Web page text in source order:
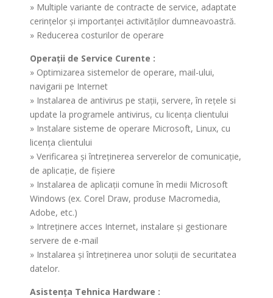
» Multiple variante de contracte de service, adaptate
cerinţelor şi importanţei activităţilor dumneavoastră.
» Reducerea costurilor de operare
Operaţii de Service Curente :
» Optimizarea sistemelor de operare, mail-ului,
navigarii pe Internet
» Instalarea de antivirus pe staţii, servere, în reţele si
update la programele antivirus, cu licenţa clientului
» Instalare sisteme de operare Microsoft, Linux, cu
licenţa clientului
» Verificarea şi întreţinerea serverelor de comunicaţie,
de aplicaţie, de fişiere
» Instalarea de aplicaţii comune în medii Microsoft
Windows (ex. Corel Draw, produse Macromedia,
Adobe, etc.)
» Intreţinere acces Internet, instalare şi gestionare
servere de e-mail
» Instalarea şi întreţinerea unor soluţii de securitatea
datelor.
Asistenţa Tehnica Hardware :